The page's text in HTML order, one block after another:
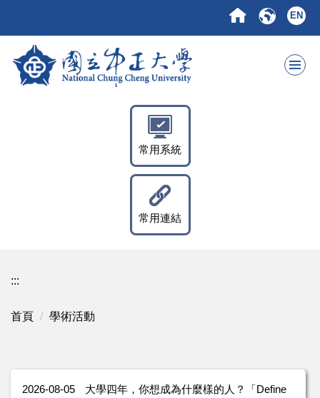
要
EN
常用系統
常用連結
:::
首頁 學術活動
2026-08-05
大學四年，你想成為什麼樣的人？「Define